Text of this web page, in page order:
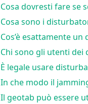
Cosa dovresti fare se
Cosa sono i
Cos’è esattamente un
Chi sono gli utenti dei
È legale usare
In che modo il
Il geotab può essere